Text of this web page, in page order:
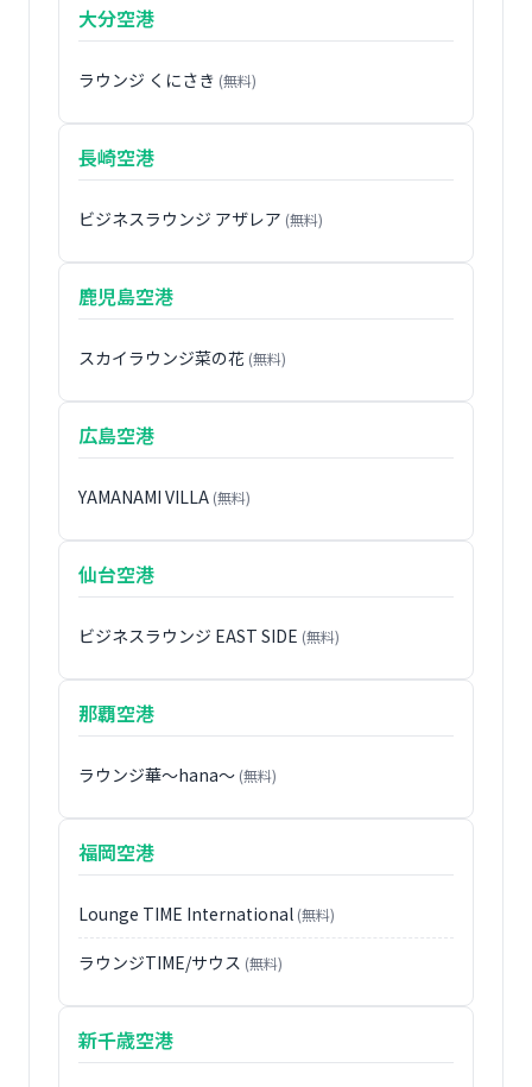
大分空港
ラウンジ くにさき (無料)
長崎空港
ビジネスラウンジ アザレア (無料)
鹿児島空港
スカイラウンジ菜の花 (無料)
広島空港
YAMANAMI VILLA (無料)
仙台空港
ビジネスラウンジ EAST SIDE (無料)
那覇空港
ラウンジ華〜hana〜 (無料)
福岡空港
Lounge TIME International (無料)
ラウンジTIME/サウス (無料)
新千歳空港